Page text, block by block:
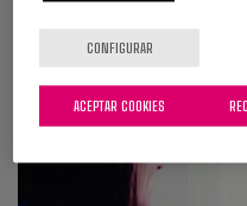
CONFIGURAR
ACEPTAR COOKIES